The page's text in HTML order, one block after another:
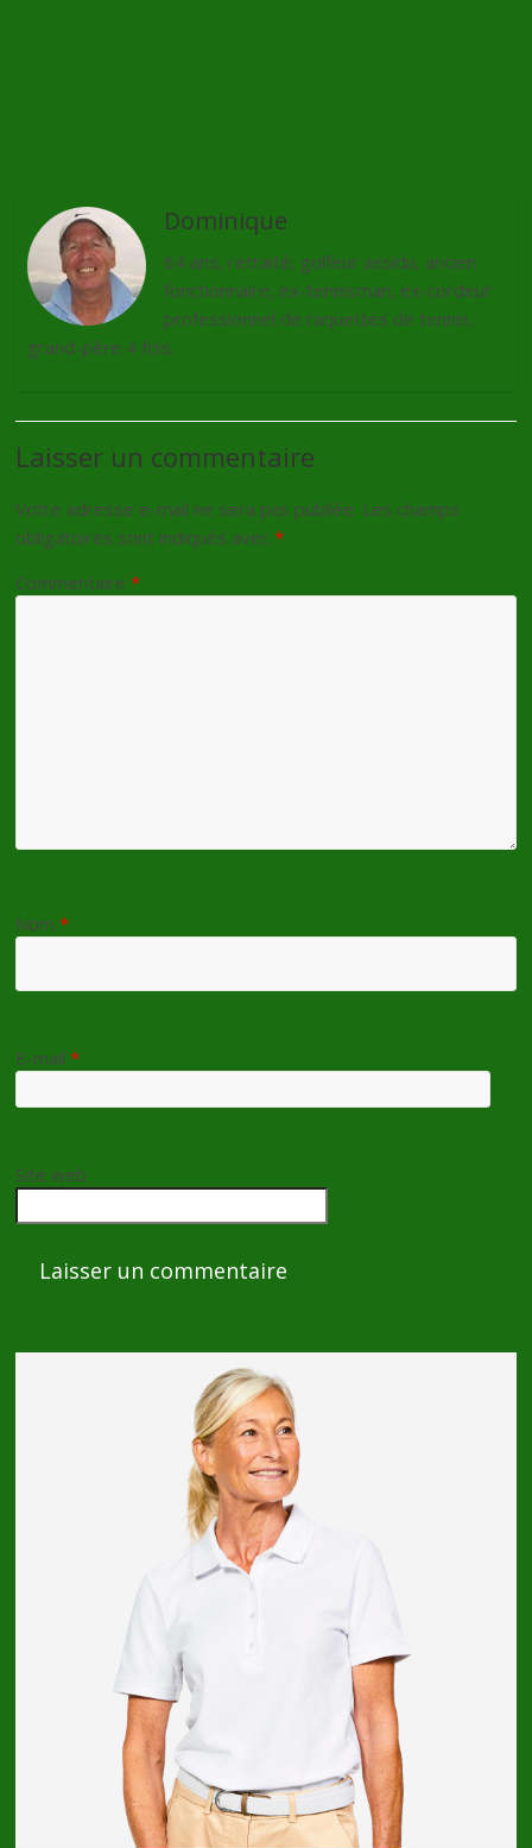
Dominique
64 ans, retraité, golfeur assidu, ancien
fonctionnaire, ex-tennisman, ex-cordeur
professionnel de raquettes de tennis,
grand-père 4 fois.
Laisser un commentaire
Votre adresse e-mail ne sera pas publiée. Les champs
obligatoires sont indiqués avec*
Commentaire*
Nom*
E-mail*
Site web